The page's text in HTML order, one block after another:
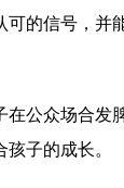
可的信号，并
在公众场合发
子的成长。